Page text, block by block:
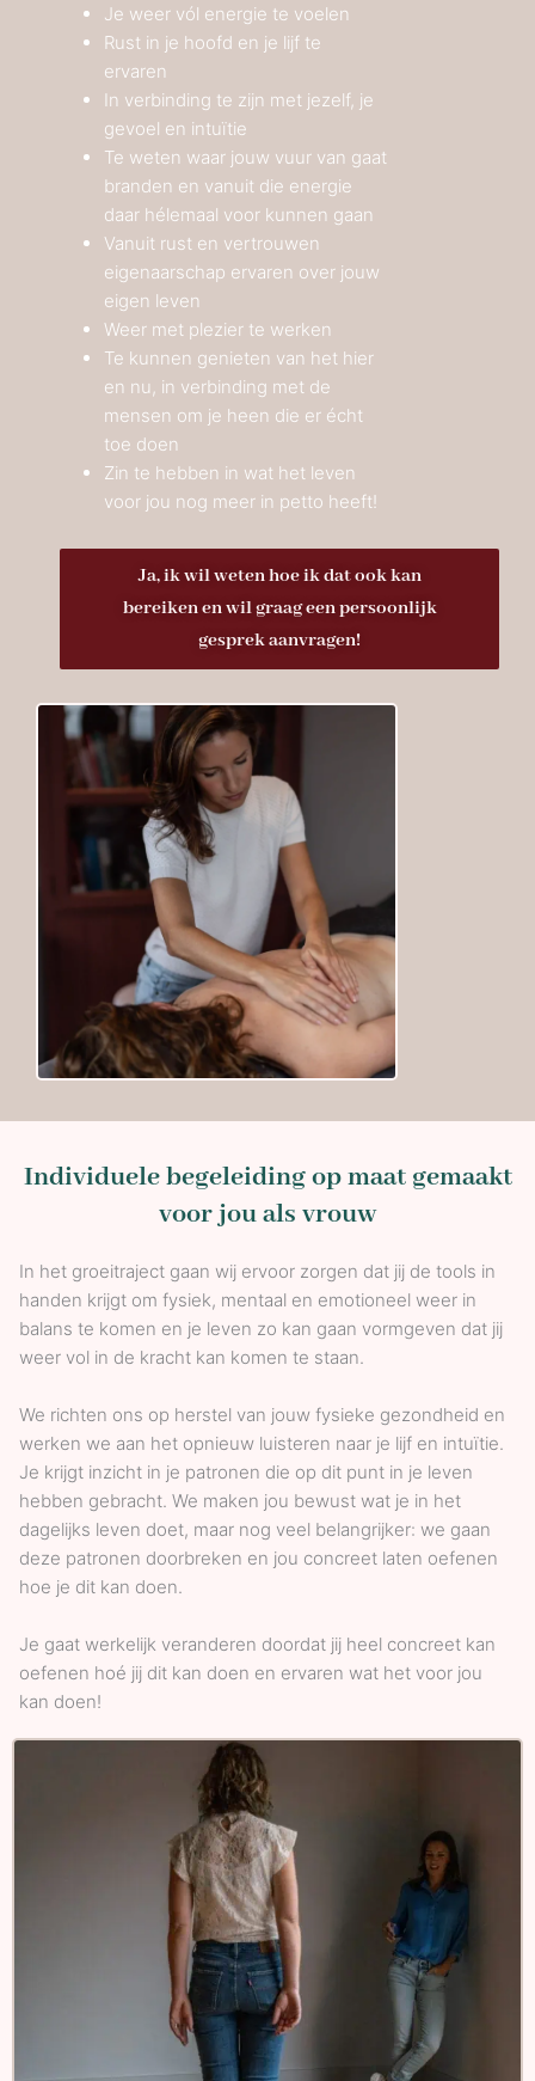
Je weer vól energie te voelen
Rust in je hoofd en je lijf te
ervaren
In verbinding te zijn met jezelf, je
gevoel en intuïtie
Te weten waar jouw vuur van gaat
branden en vanuit die energie
daar hélemaal voor kunnen gaan
Vanuit rust en vertrouwen
eigenaarschap ervaren over jouw
eigen leven
Weer met plezier te werken
Te kunnen genieten van het hier
en nu, in verbinding met de
mensen om je heen die er écht
toe doen
Zin te hebben in wat het leven
voor jou nog meer in petto heeft!
Ja, ik wil weten hoe ik dat ook kan
bereiken en wil graag een persoonlijk
gesprek aanvragen!
Individuele begeleiding op maat gemaakt
voor jou als vrouw
In het groeitraject gaan wij ervoor zorgen dat jij de tools in
handen krijgt om fysiek, mentaal en emotioneel weer in
balans te komen en je leven zo kan gaan vormgeven dat jij
weer vol in de kracht kan komen te staan.
We richten ons op herstel van jouw fysieke gezondheid en
werken we aan het opnieuw luisteren naar je lijf en intuïtie.
Je krijgt inzicht in je patronen die op dit punt in je leven
hebben gebracht. We maken jou bewust wat je in het
dagelijks leven doet, maar nog veel belangrijker: we gaan
deze patronen doorbreken en jou concreet laten oefenen
hoe je dit kan doen.
Je gaat werkelijk veranderen doordat jij heel concreet kan
oefenen hoé jij dit kan doen en ervaren wat het voor jou
kan doen!